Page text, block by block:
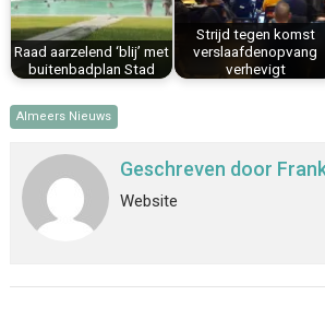
Raad aarzelend ‘blij’ met
buitenbadplan Stad
Strijd tegen komst
verslaafdenopvang
verhevigt
Almeers Nieuws
Geschreven door
Website